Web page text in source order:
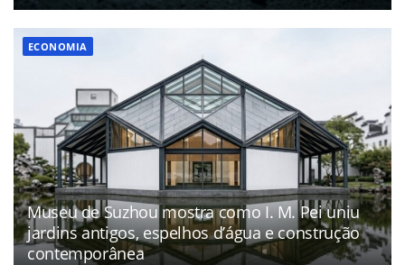
ECONOMIA
Museu de Suzhou mostra como I. M. Pei uniu
jardins antigos, espelhos d’água e construção
contemporânea